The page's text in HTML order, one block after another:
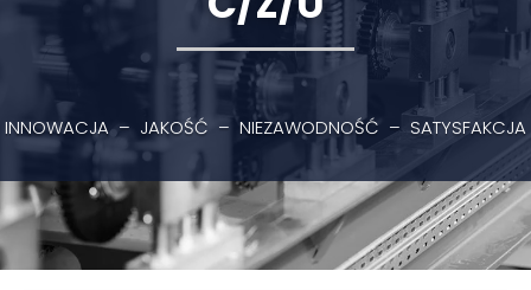
INNOWACJA – JAKOŚĆ – NIEZAWODNOŚĆ – SATYSFAKCJA